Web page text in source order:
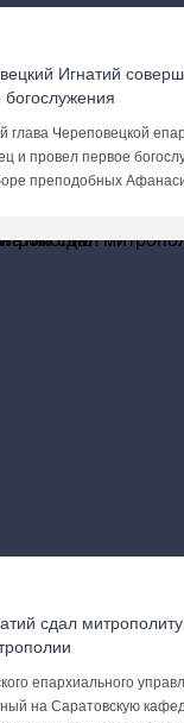
Игнатий
глава Череповецкой
и провел первое
преподобных
сдал
епархиального
на Саратовскую